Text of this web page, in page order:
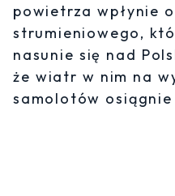
powietrza wpłynie
strumieniowego,
nasunie się nad
że wiatr w nim na
samolotów